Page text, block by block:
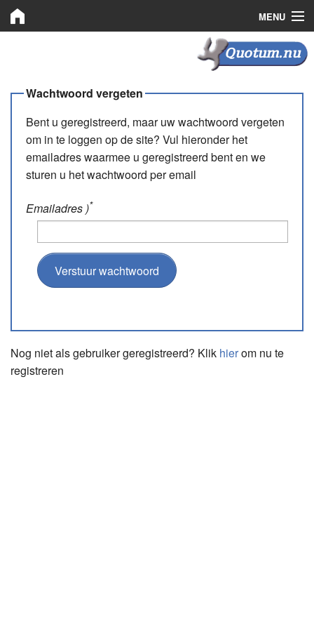
MENU
Bemiddeling
Nieuws
Registreren
Quotum.nu
Wachtwoord vergeten
Bent u geregistreerd, maar uw wachtwoord vergeten
om in te loggen op de site? Vul hieronder het
emailadres waarmee u geregistreerd bent en we
sturen u het wachtwoord per email
Emailadres )*
Verstuur wachtwoord
Nog niet als gebruiker geregistreerd? Klik hierom nu te
registreren